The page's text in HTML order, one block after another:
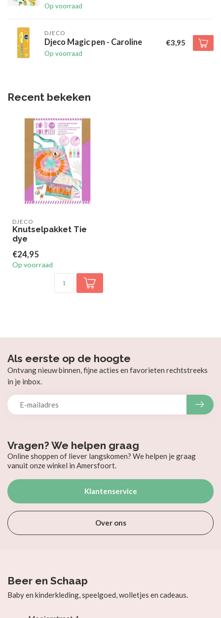
Op voorraad
DJECO
Djeco Magic pen - Caroline
Op voorraad
€3,95
Recent bekeken
DJECO
Knutselpakket Tie
dye
€24,95
Op voorraad
Vragen? We helpen graag
Online shoppen of liever langskomen? We helpen je graag
vanuit onze winkel in Amersfoort.
Klantenservice
Over ons
Als eerste op de hoogte
Ontvang nieuw binnen, fijne acties en favorieten rechtstreeks
in je inbox.
Beer en Schaap
Baby en kinderkleding, speelgoed, wolletjes en cadeaus.